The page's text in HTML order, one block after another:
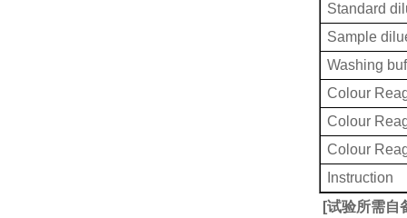
Standard
Sample
Washing
Colour
Colour
Colour
Instruction
[试验所需自